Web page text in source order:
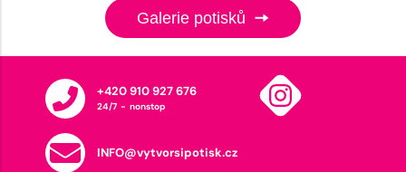
Galerie potisků
+420 910 927 676
24/7 - nonstop
INFO@vytvorsipotisk.cz